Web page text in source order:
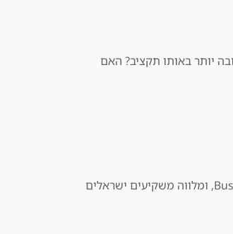
יותר באותו תקציב? האם
בדיקת השקעה בדובאי הוא נושא שיכול לקדם עסקה טובה רק אם הוא נבדק בתוך תמונה מלאה. דנסיה פועלת ממשרד ב-Business Bay, Dubai, ומלווה משקיעים ישראלים